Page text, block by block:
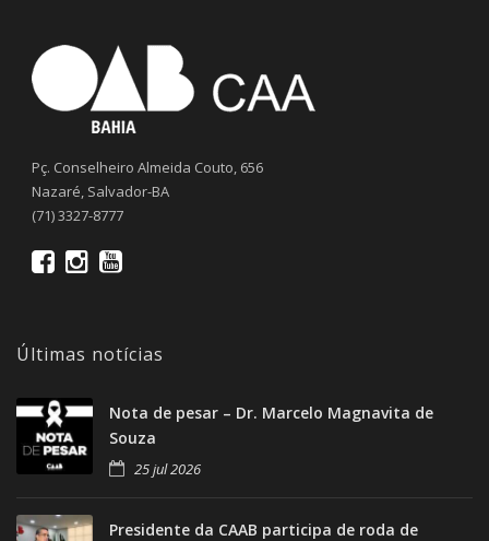
Pç. Conselheiro Almeida Couto, 656
Nazaré, Salvador-BA
(71) 3327-8777
Últimas notícias
Nota de pesar – Dr. Marcelo Magnavita de
Souza
25 jul 2026
Presidente da CAAB participa de roda de